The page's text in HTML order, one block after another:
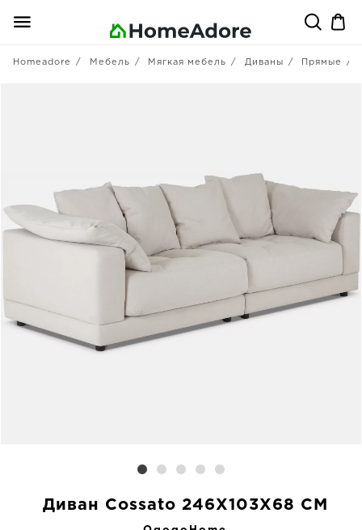
Homeadore Мебель Мягкая мебель Диваны Прямые
Диван Cossato 246X103X68 CM